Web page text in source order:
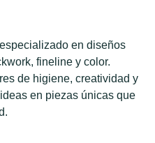
en diseños
fineline y color.
de higiene, creatividad y
en piezas únicas que